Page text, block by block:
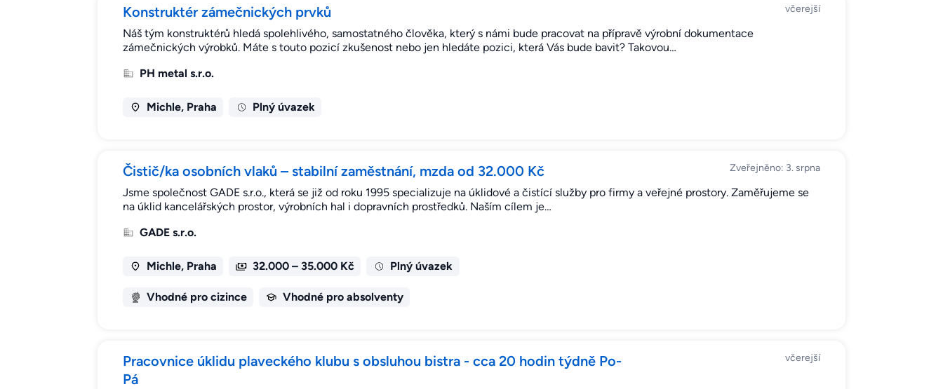
Konstruktér zámečnických prvků včerejší
Náš tým konstruktérů hledá spolehlivého, samostatného člověka, který s námi bude pracovat na přípravě výrobní dokumentace
zámečnických výrobků. Máte s touto pozicí zkušenost nebo jen hledáte pozici, která Vás bude bavit? Takovou…
PH metal s.r.o.
Michle, Praha Plný úvazek
Čistič/ka osobních vlaků – stabilní zaměstnání, mzda od 32.000 Kč Zveřejněno: 3. srpna
Jsme společnost GADE s.r.o., která se již od roku 1995 specializuje na úklidové a čistící služby pro firmy a veřejné prostory. Zaměřujeme se
na úklid kancelářských prostor, výrobních hal i dopravních prostředků. Naším cílem je…
GADE s.r.o.
Michle, Praha 32.000 – 35.000 Kč Plný úvazek
Vhodné pro cizince Vhodné pro absolventy
Pracovnice úklidu plaveckého klubu s obsluhou bistra - cca 20 hodin týdně Po-
Pá
včerejší